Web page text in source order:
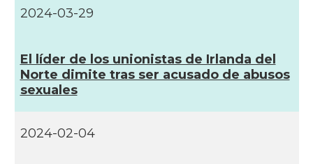
2024-03-29
El lí­der de los unionistas de Irlanda del
Norte dimite tras ser acusado de abusos
sexuales
2024-02-04